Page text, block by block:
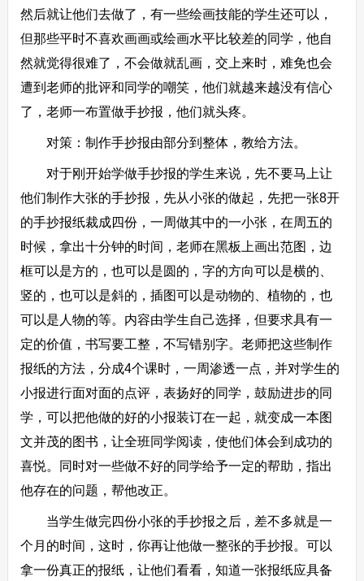
然后就让他们去做了，有一些绘画技能的学生还可以，
但那些平时不喜欢画画或绘画水平比较差的同学，他自
然就觉得很难了，不会做就乱画，交上来时，难免也会
遭到老师的批评和同学的嘲笑，他们就越来越没有信心
了，老师一布置做手抄报，他们就头疼。
对策：制作手抄报由部分到整体，教给方法。
对于刚开始学做手抄报的学生来说，先不要马上让
他们制作大张的手抄报，先从小张的做起，先把一张8开
的手抄报纸裁成四份，一周做其中的一小张，在周五的
时候，拿出十分钟的时间，老师在黑板上画出范图，边
框可以是方的，也可以是圆的，字的方向可以是横的、
竖的，也可以是斜的，插图可以是动物的、植物的，也
可以是人物的等。内容由学生自己选择，但要求具有一
定的价值，书写要工整，不写错别字。老师把这些制作
报纸的方法，分成4个课时，一周渗透一点，并对学生的
小报进行面对面的点评，表扬好的同学，鼓励进步的同
学，可以把他做的好的小报装订在一起，就变成一本图
文并茂的图书，让全班同学阅读，使他们体会到成功的
喜悦。同时对一些做不好的同学给予一定的帮助，指出
他存在的问题，帮他改正。
当学生做完四份小张的手抄报之后，差不多就是一
个月的时间，这时，你再让他做一整张的手抄报。可以
拿一份真正的报纸，让他们看看，知道一张报纸应具备